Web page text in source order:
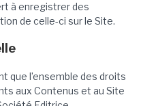
à enregistrer des
de celle-ci sur le Site.
que l’ensemble des droits
aux Contenus et au Site